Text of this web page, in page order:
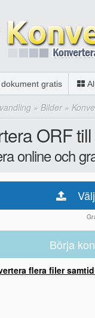
gratis
» Bilder»
ORF
online och
Börja
flera filer